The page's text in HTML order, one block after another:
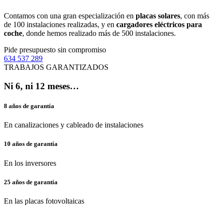
Contamos con una gran especialización en placas solares, con más
de 100 instalaciones realizadas, y en cargadores eléctricos para
coche, donde hemos realizado más de 500 instalaciones.
Pide presupuesto sin compromiso
634 537 289
TRABAJOS GARANTIZADOS
Ni 6, ni 12 meses…
8 años de garantía
En canalizaciones y cableado de instalaciones
10 años de garantía
En los inversores
25 años de garantía
En las placas fotovoltaicas